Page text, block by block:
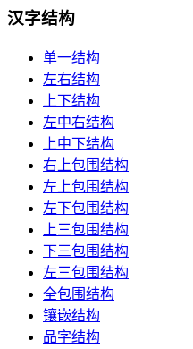
汉字结构
单一结构
左右结构
上下结构
左中右结构
上中下结构
右上包围结构
左上包围结构
左下包围结构
上三包围结构
下三包围结构
左三包围结构
全包围结构
镶嵌结构
品字结构